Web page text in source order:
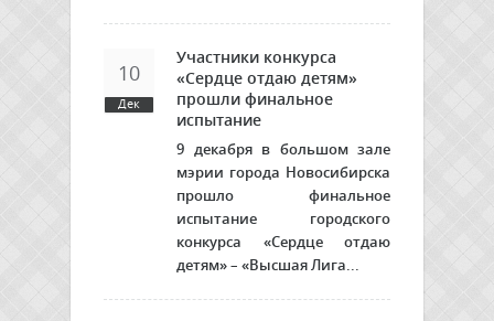
10
Дек
Участники конкурса
«Сердце отдаю детям»
прошли финальное
испытание
9 декабря в большом зале
мэрии города Новосибирска
прошло финальное
испытание городского
конкурса «Сердце отдаю
детям» – «Высшая Лига...